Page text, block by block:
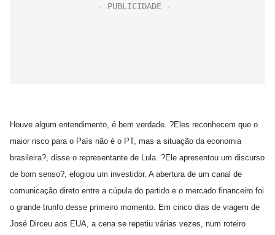
Houve algum entendimento, é bem verdade. ?Eles reconhecem que o
maior risco para o País não é o PT, mas a situação da economia
brasileira?, disse o representante de Lula. ?Ele apresentou um discurso
de bom senso?, elogiou um investidor. A abertura de um canal de
comunicação direto entre a cúpula do partido e o mercado financeiro foi
o grande trunfo desse primeiro momento. Em cinco dias de viagem de
José Dirceu aos EUA, a cena se repetiu várias vezes, num roteiro